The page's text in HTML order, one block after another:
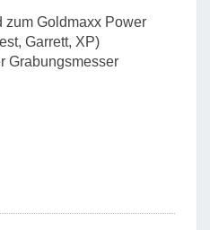
zum Goldmaxx Power
Garrett, XP)
Grabungsmesser